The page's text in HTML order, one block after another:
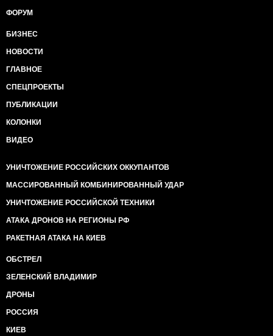
ФОРУМ
БИЗНЕС
НОВОСТИ
ГЛАВНОЕ
СПЕЦПРОЕКТЫ
ПУБЛИКАЦИИ
КОЛОНКИ
ВИДЕО
УНИЧТОЖЕНИЕ РОССИЙСКИХ ОККУПАНТОВ
МАССИРОВАННЫЙ КОМБИНИРОВАННЫЙ УДАР
УНИЧТОЖЕНИЕ РОССИЙСКОЙ ТЕХНИКИ
АТАКА ДРОНОВ НА РЕГИОНЫ РФ
РАКЕТНАЯ АТАКА НА КИЕВ
ОБСТРЕЛ
ЗЕЛЕНСКИЙ ВЛАДИМИР
ДРОНЫ
РОССИЯ
КИЕВ